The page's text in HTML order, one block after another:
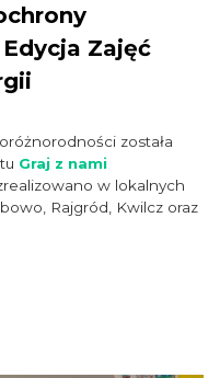
Zajęć
została
Graj z nami
w lokalnych
Rajgród, Kwilcz oraz